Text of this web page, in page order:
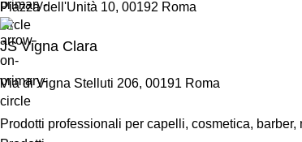
Piazza dell'Unità 10, 00192 Roma
JS Vigna Clara
Via di Vigna Stelluti 206, 00191 Roma
Prodotti professionali per capelli, cosmetica, barber,